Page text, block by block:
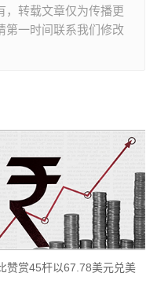
，转载文章仅为传播更
第一时间联系我们修改
赞赏45杆以67.78美元兑美